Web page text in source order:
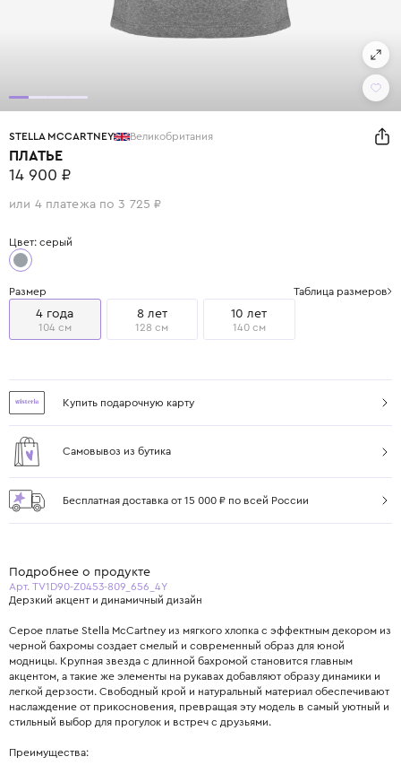
STELLA MCCARTNEY Великобритания
ПЛАТЬЕ
14 900 ₽
или 4 платежа по 3 725 ₽
Цвет: серый
Размер Таблица размеров
4 года
104 см
8 лет
128 см
10 лет
140 см
Купить подарочную карту
Самовывоз из бутика
Бесплатная доставка от 15 000 ₽ по всей России
Подробнее о продукте
Арт. TV1D90-Z0453-809_656_4Y
Дерзкий акцент и динамичный дизайн
Серое платье Stella McCartney из мягкого хлопка с эффектным декором из
черной бахромы создает смелый и современный образ для юной
модницы. Крупная звезда с длинной бахромой становится главным
акцентом, а такие же элементы на рукавах добавляют образу динамики и
легкой дерзости. Свободный крой и натуральный материал обеспечивают
наслаждение от прикосновения, превращая эту модель в самый уютный и
стильный выбор для прогулок и встреч с друзьями.
Преимущества: